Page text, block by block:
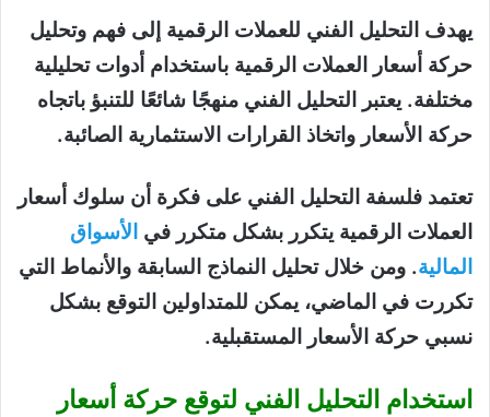
يهدف التحليل الفني للعملات الرقمية إلى فهم وتحليل
حركة أسعار العملات الرقمية باستخدام أدوات تحليلية
مختلفة. يعتبر التحليل الفني منهجًا شائعًا للتنبؤ باتجاه
حركة الأسعار واتخاذ القرارات الاستثمارية الصائبة.
تعتمد فلسفة التحليل الفني على فكرة أن سلوك أسعار
العملات الرقمية يتكرر بشكل متكرر في الأسواق
المالية. ومن خلال تحليل النماذج السابقة والأنماط التي
تكررت في الماضي، يمكن للمتداولين التوقع بشكل
نسبي حركة الأسعار المستقبلية.
استخدام التحليل الفني لتوقع حركة أسعار